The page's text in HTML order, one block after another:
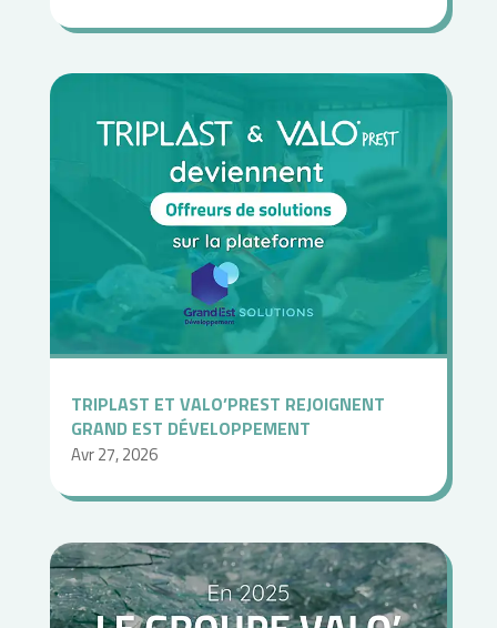
TRIPLAST ET VALO’PREST REJOIGNENT
GRAND EST DÉVELOPPEMENT
Avr 27, 2026